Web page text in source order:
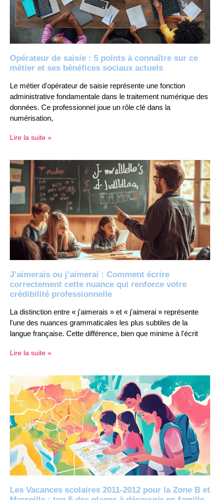
Opérateur de saisie : 5 points à connaître sur ce
métier et ses bénéfices sociaux actuels
Le métier d'opérateur de saisie représente une fonction
administrative fondamentale dans le traitement numérique des
données. Ce professionnel joue un rôle clé dans la
numérisation,
Lire la suite »
J’aimerais ou j’aimerai : Comment écrire
correctement cette nuance qui renforce votre
crédibilité professionnelle
La distinction entre « j'aimerais » et « j'aimerai » représente
l'une des nuances grammaticales les plus subtiles de la
langue française. Cette différence, bien que minime à l'écrit
Lire la suite »
Les Vacances scolaires 2011-2012 pour la Zone B et